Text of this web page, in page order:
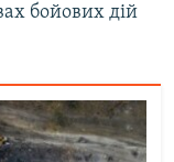
бойових дій